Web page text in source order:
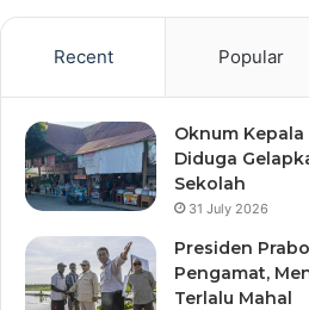
Recent Popular
Oknum
Diduga
Sekolah
31 July 2026
Presiden
Pengamat,
Terlalu Mahal